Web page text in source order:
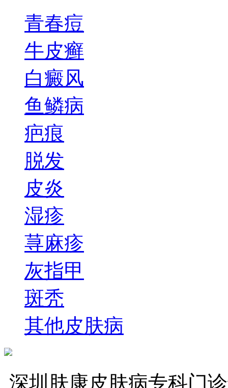
青春痘
牛皮癣
白癜风
鱼鳞病
疤痕
脱发
皮炎
湿疹
荨麻疹
灰指甲
斑秃
其他皮肤病
深圳肤康皮肤病专科门